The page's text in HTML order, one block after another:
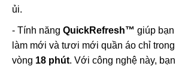
ủi.
- Tính năng QuickRefresh™ giúp bạn
làm mới và tươi mới quần áo chỉ trong
vòng 18 phút. Với công nghệ này, bạn